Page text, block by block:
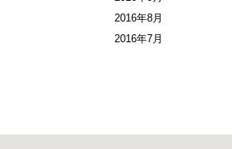
2016年8月
2016年7月